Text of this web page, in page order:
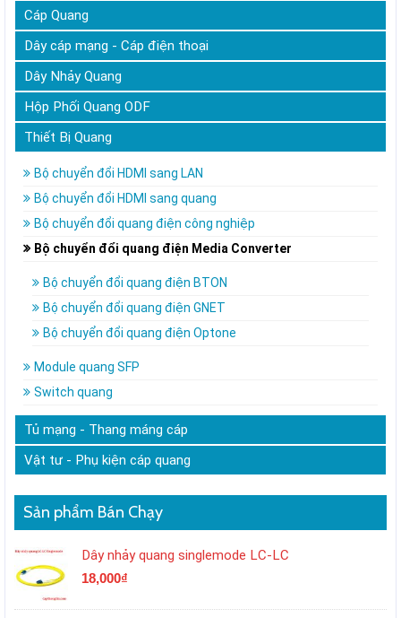
Cáp Quang
Dây cáp mạng - Cáp điện thoại
Dây Nhảy Quang
Hộp Phối Quang ODF
Thiết Bị Quang
Bộ chuyển đổi HDMI sang LAN
Bộ chuyển đổi HDMI sang quang
Bộ chuyển đổi quang điện công nghiệp
Bộ chuyển đổi quang điện Media Converter
Bộ chuyển đổi quang điện BTON
Bộ chuyển đổi quang điện GNET
Bộ chuyển đổi quang điện Optone
Module quang SFP
Switch quang
Tủ mạng - Thang máng cáp
Vật tư - Phụ kiện cáp quang
Sản phẩm Bán Chạy
Dây nhảy quang singlemode LC-LC
18,000₫